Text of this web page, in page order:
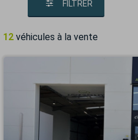
FILTRER
12 véhicules à la vente